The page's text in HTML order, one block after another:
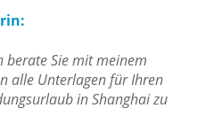
berate Sie mit meinem
alle Unterlagen für Ihren
in Shanghaizu